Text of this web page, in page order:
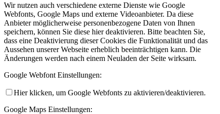
Wir nutzen auch verschiedene externe Dienste wie Google
Webfonts, Google Maps und externe Videoanbieter. Da diese
Anbieter möglicherweise personenbezogene Daten von Ihnen
speichern, können Sie diese hier deaktivieren. Bitte beachten Sie,
dass eine Deaktivierung dieser Cookies die Funktionalität und das
Aussehen unserer Webseite erheblich beeinträchtigen kann. Die
Änderungen werden nach einem Neuladen der Seite wirksam.
Google Webfont Einstellungen:
Hier klicken, um Google Webfonts zu aktivieren/deaktivieren.
Google Maps Einstellungen: